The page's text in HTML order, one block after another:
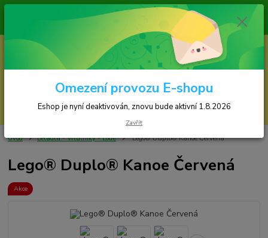
Zásilky jsou odesílány v pondělí, středu a ve
Eshop je nyní deaktivován, znovu bude
Hledat
za 0,00 Kč
Úvod Letadla - Vrtulníky - Lodě Lego® Duplo® Kanoe Červená
Lego® Duplo® Kanoe Červená
Akce
Omezení provozu E-shopu
Eshop je nyní deaktivován, znovu bude aktivní 1.8.2026
Zavřít